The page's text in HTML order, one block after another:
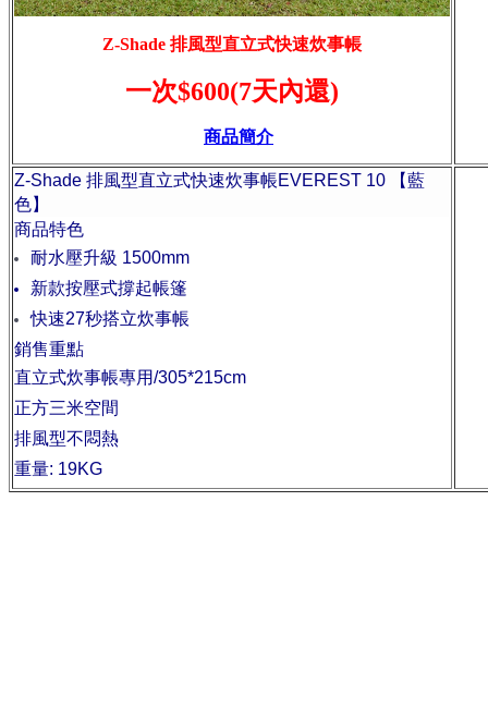
Z-Shade 排風型直立式快速炊事帳
一次$600(7天內還)
商品簡介
Z-Shade 排風型直立式快速炊事帳EVEREST 10 【藍
色】
商品特色
耐水壓升級 1500mm
新款按壓式撐起帳篷
快速27秒搭立炊事帳
銷售重點
直立式炊事帳專用/305*215cm
正方三米空間
排風型不悶熱
重量: 19KG